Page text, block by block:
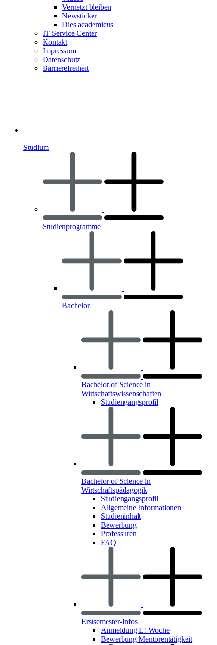
Vernetzt bleiben
Newsticker
Dies academicus
IT Service Center
Kontakt
Impressum
Datenschutz
Barrierefreiheit
Studium
Studienprogramme
Bachelor
Bachelor of Science in
Wirtschaftswissenschaften
Studiengangsprofil
Bachelor of Science in
Wirtschaftspädagogik
Studiengangsprofil
Allgemeine Informationen
Studieninhalt
Bewerbung
Professuren
FAQ
Erstsemester-Infos
Anmeldung E! Woche
Bewerbung Mentorentätigkeit